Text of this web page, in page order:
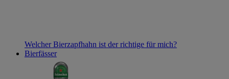
Welcher Bierzapfhahn ist der richtige für mich?
Bierfässer